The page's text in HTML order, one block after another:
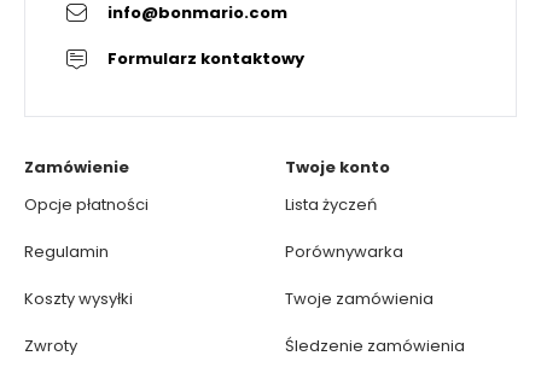
info@bonmario.com
Formularz kontaktowy
Zamówienie
Opcje płatności
Regulamin
Koszty wysyłki
Zwroty
Twoje konto
Lista życzeń
Porównywarka
Twoje zamówienia
Śledzenie zamówienia